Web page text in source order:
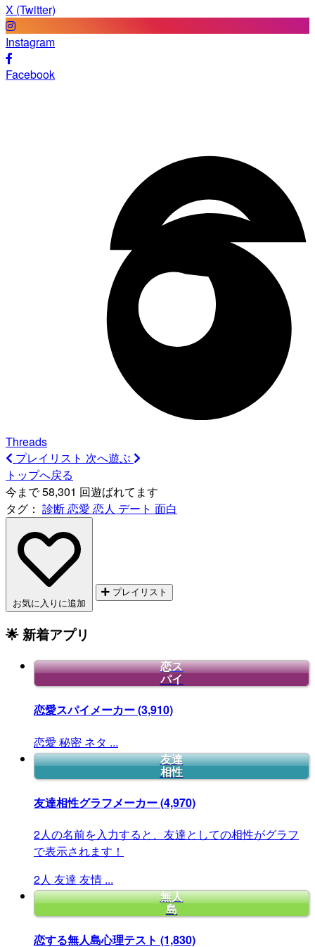
X (Twitter)
Instagram
Facebook
Threads
プレイリスト 次へ遊ぶ
トップへ戻る
今まで 58,301 回遊ばれてます
タグ： 診断恋愛 恋人 デート 面白
お気に入りに追加
プレイリスト
🌟 新着アプリ
恋ス
パイ
恋愛スパイメーカー(3,910)
恋愛 秘密 ネタ ...
友達
相性
友達相性グラフメーカー(4,970)
2人の名前を入力すると、友達としての相性がグラフ
で表示されます！
2人 友達 友情 ...
無人
島
恋する無人島心理テスト (1,830)